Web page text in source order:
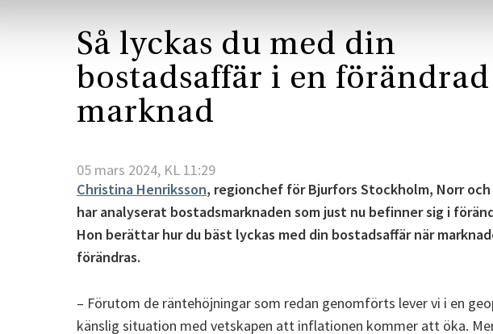
Så lyckas du med din
bostadsaffär i en förändrad
marknad
05 mars 2024, KL 11:29
Christina Henriksson, regionchef för Bjurfors Stockholm, Norr
har analyserat bostadsmarknaden som just nu befinner sig i
Hon berättar hur du bäst lyckas med din bostadsaffär när
förändras.
– Förutom de räntehöjningar som redan genomförts lever vi i en
känslig situation med vetskapen att inflationen kommer att öka.